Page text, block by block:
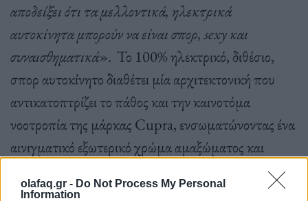
olafaq.gr - Do Not Process My Personal
Information
αποδείξει ότι τα μελλοντικά, ηλεκτρικά
αυτοκίνητα μπορούν να είναι σπορ, sexy και
συναισθηματικά». Το 100% ηλεκτρικό, διθέσιο,
σπορ αυτοκίνητο διαθέτει μία αρχιτεκτονική που
αντικατοπτρίζει το πάθος και την καινοτόμα
νοοτροπία της μάρκας Cupra, ενσωματώνοντας ένα
αινιγματικό εξωτερικό χρώμα αμαξώματος και